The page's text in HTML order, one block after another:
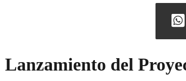
Lanzamiento del